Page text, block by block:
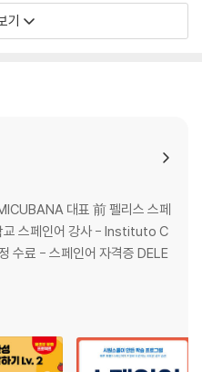
말
말
구예요.
아니에요.
짜 친절하다!
는 신났어요!
오늘 멋있다!
이에요?
장실이 어디예요?
?
저는 스페인어 조금 해요.
저는 어떤 식당에서 일해요.
기
대표 前 펠리스 스페
교 스페인어 강사 - Instituto C
수료 - 스페인어 자격증 DELE